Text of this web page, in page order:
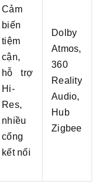
Cảm
biến
tiệm
cận,
hỗ trợ
Hi-
Res,
nhiều
cổng
kết nối
Dolby
Atmos,
360
Reality
Audio,
Hub
Zigbee